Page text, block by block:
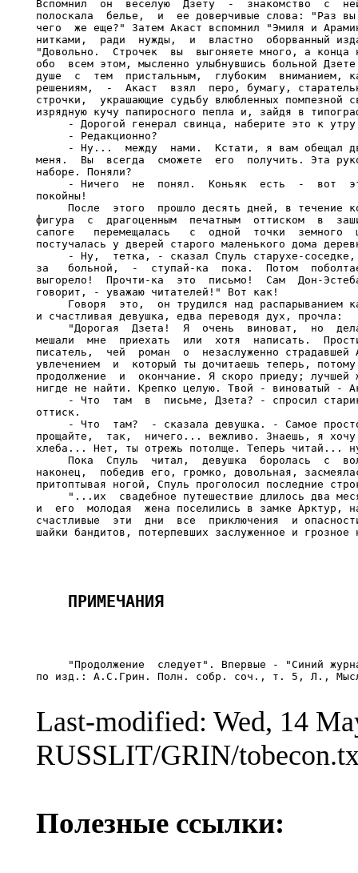
Вспомнил  он  веселую  Дзету  -  знакомство  с
полоскала  белье,  и  ее доверчивые слова: "Раз
чего  же еще?" Затем Акаст вспомнил "Эмиля и
нитками,  ради  нужды,  и  властно  оборванный
"Довольно.  Строчек  вы  выгоняете много, а конца
обо  всем этом, мысленно улыбнувшись больной
душе  с  тем  пристальным,  глубоким  вниманием,
решениям,  -  Акаст  взял  перо, бумагу,
строчки,  украшающие судьбу влюбленных помпезной
изрядную кучу папиросного пепла и, зайдя в
- Дорогой генерал свинца, наберите это к
     - Редакционно?
- Ну...  между  нами.  Кстати, я вам обещал
меня.  Вы  всегда  сможете  его  получить. Эта
наборе. Поняли?
- Ничего  не  понял.  Коньяк  есть  -  вот
покойны!
После  этого  прошло десять дней, в течение
фигура  с  драгоценным  печатным  оттиском  в
сапоге   перемещалась   с  одной  точки
постучалась у дверей старого маленького дома
- Ну,  тетка, - сказал Спуль старухе-
за   больной,  -  ступай-ка  пока.  Потом
выгорело!  Прочти-ка  это  письмо!  Сам  Дон-
говорит, - уважаю читателей!" Вот как!
Говоря  это,  он трудился над распарыванием
и счастливая девушка, едва переводя дух, прочла:
"Дорогая  Дзета!  Я  очень  виноват,  но
мешали  мне  приехать  или  хотя  написать.
писатель,  чей  роман  о  незаслуженно страдавшей
увлечением  и  который ты дочитаешь теперь,
продолжение  и  окончание. Я скоро приеду;
нигде не найти. Крепко целую. Твой - виноватый -
- Что  там  в  письме, Дзета? - спросил
оттиск.
- Что  там?  - сказала девушка. - Самое
прощайте,  так,  ничего... вежливо. Знаешь, я
хлеба... Нет, ты отрежь потолще. Теперь читай...
Пока  Спуль  читал,  девушка  боролась  с
наконец,  победив его, громко, довольная,
притоптывая ногой, Спуль проголосил последние
"...их  свадебное путешествие длилось два
и  его  молодая  жена поселились в замке Арктур,
счастливые  эти  дни  все  приключения  и
"Продолжение  следует". Впервые - "Синий
по изд.: А.С.Грин. Полн. собр. соч., т. 5, Л.,
Last-modified: Wed, 14
RUSSLIT/GRIN/
Полезные ссылки: